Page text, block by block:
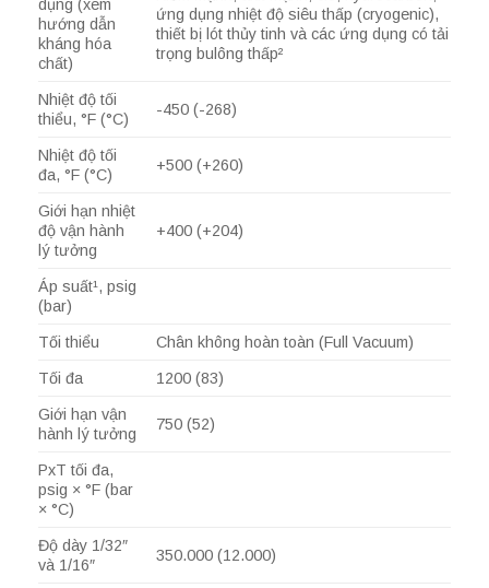
dụng (xem
hướng dẫn
kháng hóa
chất)
ứng dụng nhiệt độ siêu thấp (cryogenic),
thiết bị lót thủy tinh và các ứng dụng có tải
trọng bulông thấp²
Nhiệt độ tối
thiểu, °F (°C)
-450 (-268)
Nhiệt độ tối
đa, °F (°C)
+500 (+260)
Giới hạn nhiệt
độ vận hành
lý tưởng
+400 (+204)
Áp suất¹, psig
(bar)
Tối thiểu Chân không hoàn toàn (Full Vacuum)
Tối đa 1200 (83)
Giới hạn vận
hành lý tưởng
750 (52)
PxT tối đa,
psig × °F (bar
× °C)
Độ dày 1/32″
và 1/16″
350.000 (12.000)